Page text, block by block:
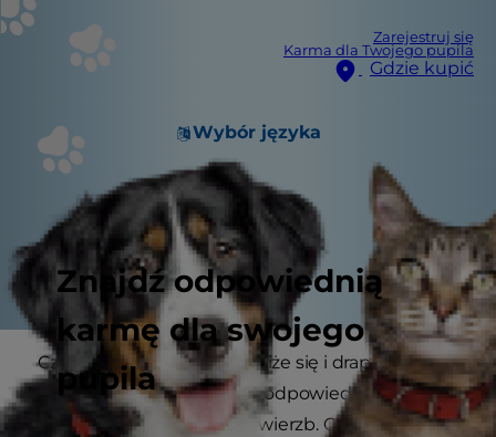
Zarejestruj się
Karma dla Twojego pupila
Gdzie kupić
Wybór języka
Znajdź odpowiednią
karmę dla swojego
pupila
Czy Twój pies nieustannie liże się i drapie? Czy
zaczyna tracić sierść? Jeśli odpowiedź jest
twierdząca – może mieć świerzb. Chociaż za